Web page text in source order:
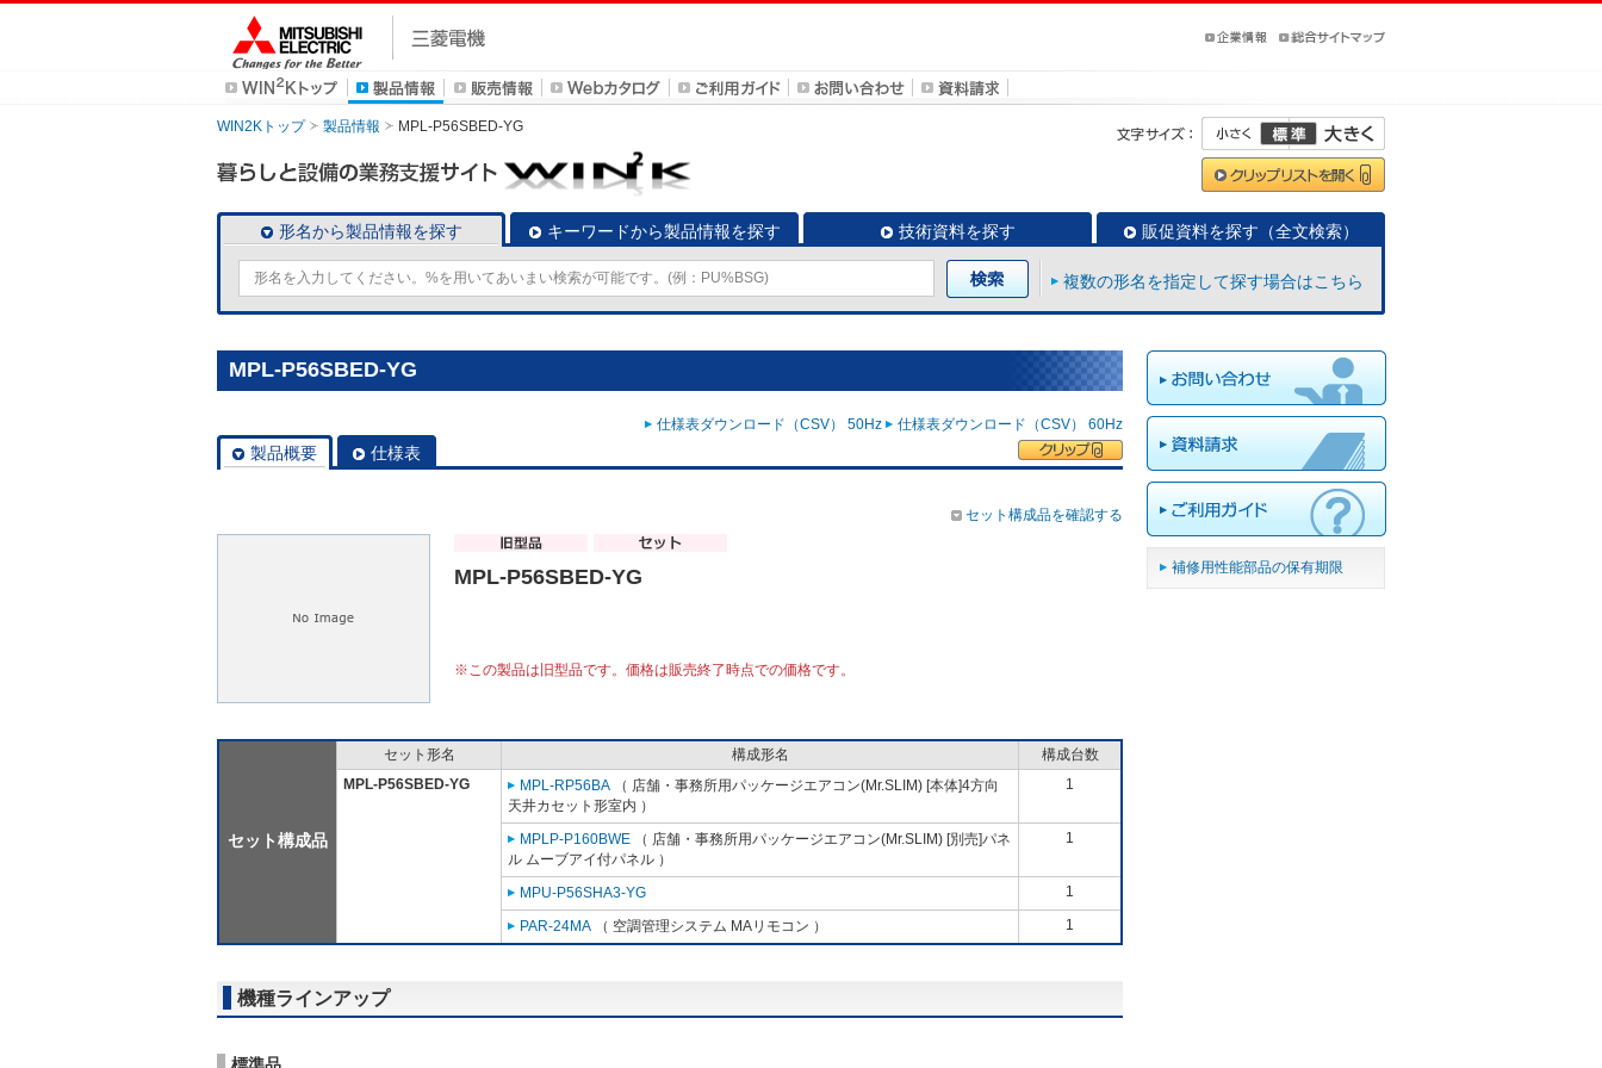
WIN2Kトップ 製品情報 MPL-P56SBED-YG
形名から製品情報を探す キーワードから製品情報を探す 技術資料を探す 販促資料を探す（全文検索）
複数の形名を指定して探す場合はこちら
MPL-P56SBED-YG
仕様表ダウンロード（CSV） 50Hz 仕様表ダウンロード（CSV） 60Hz
製品概要 仕様表
セット構成品を確認する
MPL-P56SBED-YG
※この製品は旧型品です。価格は販売終了時点での価格です。
セット構成品
セット形名 構成形名
構成台数
MPL-P56SBED-YG
MPL-RP56BA （ 店舗・事務所用パッケージエアコン(Mr.SLIM) [本体]4方向
天井カセット形室内 ）
1
MPLP-P160BWE （ 店舗・事務所用パッケージエアコン(Mr.SLIM) [別売]パネ
ル ムーブアイ付パネル ）
1
MPU-P56SHA3-YG 1
PAR-24MA （ 空調管理システム MAリモコン ） 1
機種ラインアップ
補修用性能部品の保有期限